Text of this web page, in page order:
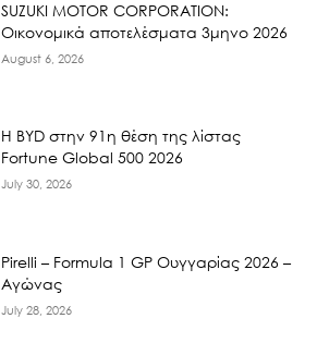
SUZUKI MOTOR CORPORATION:
Οικονομικά αποτελέσματα 3μηνο 2026
August 6, 2026
Η BYD στην 91η θέση της λίστας
Fortune Global 500 2026
July 30, 2026
Pirelli – Formula 1 GP Ουγγαρίας 2026 –
Αγώνας
July 28, 2026